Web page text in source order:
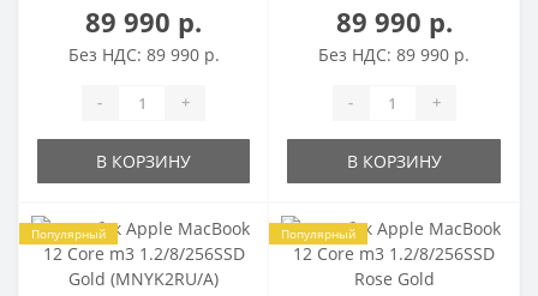
89 990 р.
Без НДС: 89 990 р.
- +
В КОРЗИНУ
89 990 р.
Без НДС: 89 990 р.
- +
В КОРЗИНУ
Популярный Популярный